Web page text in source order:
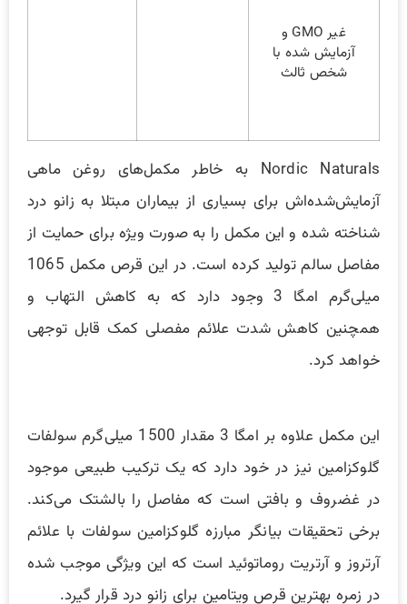
غیر GMO و
آزمایش شده با
شخص ثالث
Nordic Naturals به خاطر مکمل‌های روغن ماهی
آزمایش‌شده‌اش برای بسیاری از بیماران مبتلا به زانو درد
شناخته شده و این مکمل را به صورت ویژه برای حمایت از
مفاصل سالم تولید کرده است. در این قرص مکمل 1065
میلی‌گرم امگا 3 وجود دارد که به کاهش التهاب و
همچنین کاهش شدت علائم مفصلی کمک قابل توجهی
خواهد کرد.
این مکمل علاوه بر امگا 3 مقدار 1500 میلی‌گرم سولفات
گلوکزامین نیز در خود دارد که یک ‌ترکیب طبیعی موجود
در غضروف و بافتی است که مفاصل را بالشتک می‌کند.
برخی تحقیقات بیانگر مبارزه گلوکزامین سولفات با علائم
آرتروز و آرتریت روماتوئید است که این ویژگی موجب شده
در زمره بهترین قرص ویتامین برای زانو درد قرار گیرد.